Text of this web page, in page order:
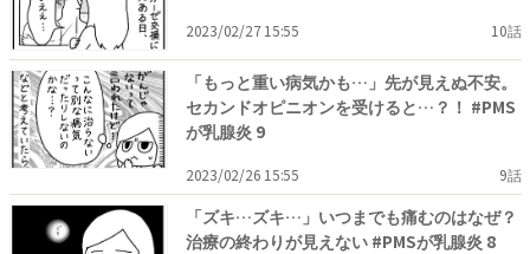
2023/02/27 15:55 10話
「もっと重い病気かも…」先が見えぬ不安。
セカンドオピニオンを受けると…？！ #PMS
が乳腺炎 9
2023/02/26 15:55 9話
「ズキ…ズキ…」いつまでも痛むのはなぜ？
治療の終わりが見えない #PMSが乳腺炎 8